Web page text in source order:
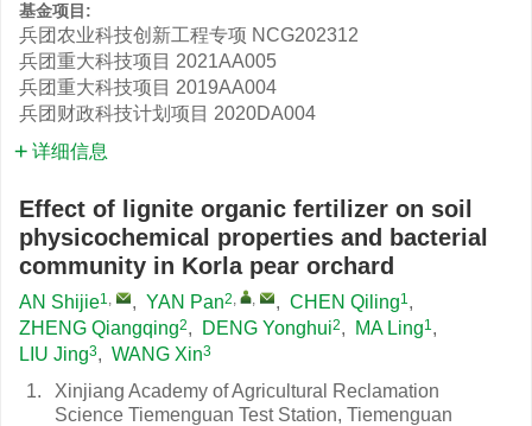
基金项目:
兵团农业科技创新工程专项 NCG202312
兵团重大科技项目 2021AA005
兵团重大科技项目 2019AA004
兵团财政科技计划项目 2020DA004
详细信息
Effect of lignite organic fertilizer on soil
physicochemical properties and bacterial
community in Korla pear orchard
AN Shijie1, , YAN Pan2, , , CHEN Qiling1,
ZHENG Qiangqing2, DENG Yonghui2, MA Ling1,
LIU Jing3, WANG Xin3
1.
Xinjiang Academy of Agricultural Reclamation
Science Tiemenguan Test Station, Tiemenguan